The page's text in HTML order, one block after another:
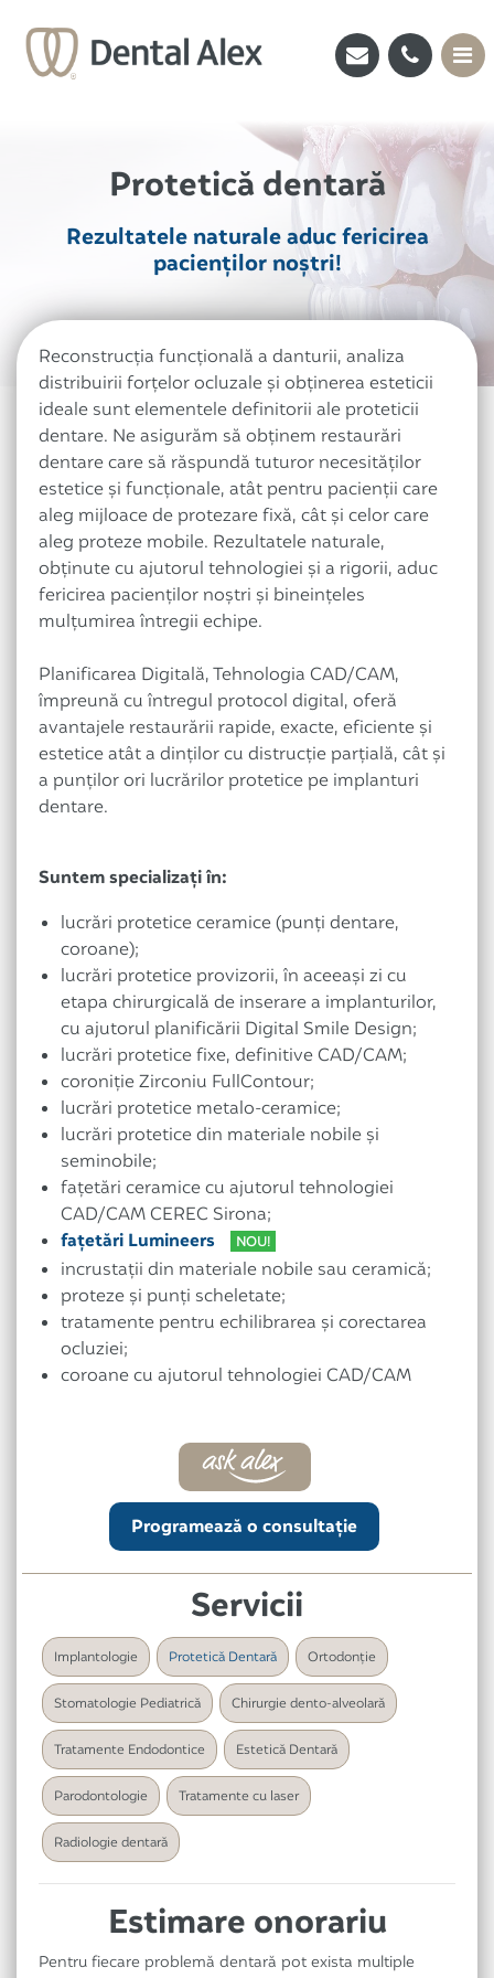
Protetică dentară
Rezultatele naturale aduc fericirea
pacienţilor noştri!
Reconstrucţia funcţională a danturii, analiza
distribuirii forţelor ocluzale şi obţinerea esteticii
ideale sunt elementele definitorii ale proteticii
dentare. Ne asigurăm să obţinem restaurări
dentare care să răspundă tuturor necesităţilor
estetice şi funcţionale, atât pentru pacienţii care
aleg mijloace de protezare fixă, cât şi celor care
aleg proteze mobile. Rezultatele naturale,
obţinute cu ajutorul tehnologiei şi a rigorii, aduc
fericirea pacienţilor noştri şi bineinţeles
mulţumirea întregii echipe.
Planificarea Digitală, Tehnologia CAD/CAM,
împreună cu întregul protocol digital, oferă
avantajele restaurării rapide, exacte, eficiente şi
estetice atât a dinţilor cu distrucţie parţială, cât şi
a punţilor ori lucrărilor protetice pe implanturi
dentare.
Suntem specializaţi în:
lucrări protetice ceramice (punți dentare,
coroane);
lucrări protetice provizorii, în aceeaşi zi cu
etapa chirurgicală de inserare a implanturilor,
cu ajutorul planificării Digital Smile Design;
lucrări protetice fixe, definitive CAD/CAM;
coroniţie Zirconiu FullContour;
lucrări protetice metalo-ceramice;
lucrări protetice din materiale nobile și
seminobile;
fațetări ceramice cu ajutorul tehnologiei
CAD/CAM CEREC Sirona;
faţetări Lumineers NOU!
incrustații din materiale nobile sau ceramică;
proteze și punți scheletate;
tratamente pentru echilibrarea și corectarea
ocluziei;
coroane cu ajutorul tehnologiei CAD/CAM
Programează o consultaţie
Servicii
Implantologie Protetică Dentară Ortodonţie
Stomatologie Pediatrică Chirurgie dento-alveolară
Tratamente Endodontice Estetică Dentară
Parodontologie Tratamente cu laser
Radiologie dentară
Estimare onorariu
Pentru fiecare problemă dentară pot exista multiple